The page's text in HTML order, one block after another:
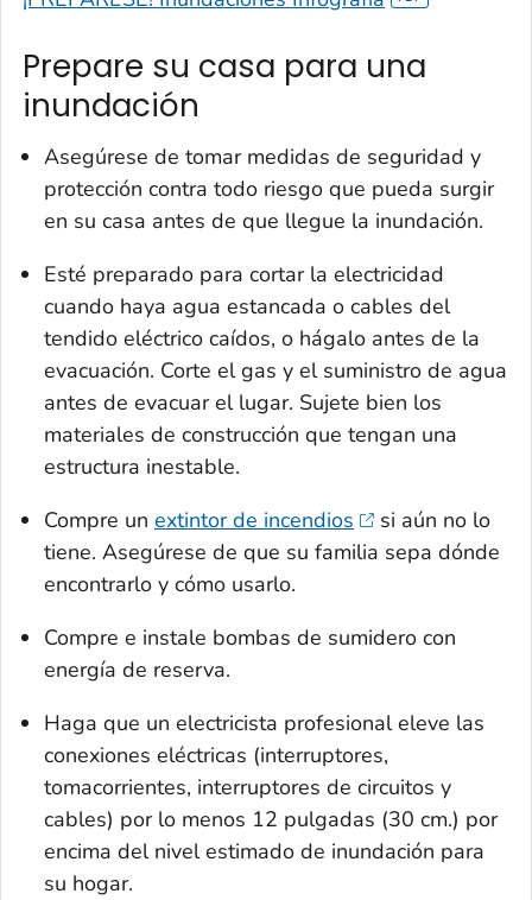
Prepare su casa para una
inundación
Asegúrese de tomar medidas de seguridad y
protección contra todo riesgo que pueda surgir
en su casa antes de que llegue la inundación.
Esté preparado para cortar la electricidad
cuando haya agua estancada o cables del
tendido eléctrico caídos, o hágalo antes de la
evacuación. Corte el gas y el suministro de agua
antes de evacuar el lugar. Sujete bien los
materiales de construcción que tengan una
estructura inestable.
Compre un extintor de incendios
si aún no lo
tiene. Asegúrese de que su familia sepa dónde
encontrarlo y cómo usarlo.
Compre e instale bombas de sumidero con
energía de reserva.
Haga que un electricista profesional eleve las
conexiones eléctricas (interruptores,
tomacorrientes, interruptores de circuitos y
cables) por lo menos 12 pulgadas (30 cm.) por
encima del nivel estimado de inundación para
su hogar.